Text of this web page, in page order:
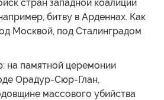
стран западной коалиции
битву в Арденнах. Как
Москвой, под Сталинградом
на памятной церемонии
Орадур-Сюр-Глан,
массового убийства